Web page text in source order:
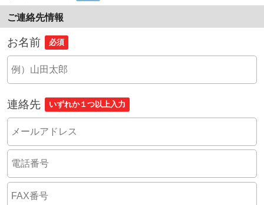
ご連絡先情報
お名前 必須
連絡先 いずれか１つ以上入力